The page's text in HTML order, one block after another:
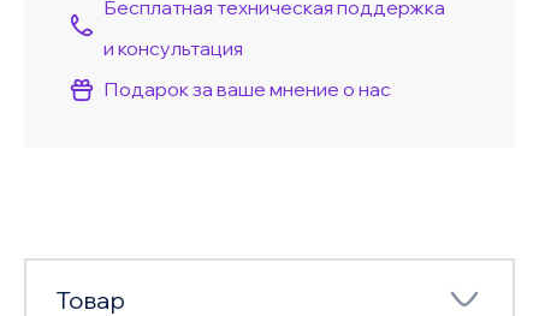
Бесплатная техническая поддержка
и консультация
Подарок за ваше мнение о нас
Товар